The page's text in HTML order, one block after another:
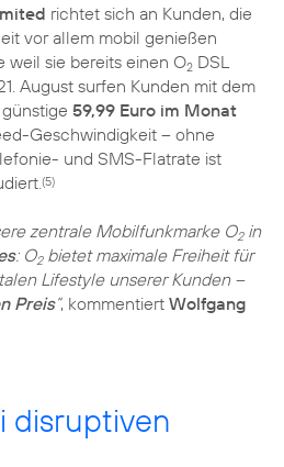
richtet sich an Kunden, die
vor allem mobil genießen
weil sie bereits einen O2 DSL
August surfen Kunden mit dem
59,99 Euro im Monat
Geschwindigkeit – ohne
und SMS-Flatrate ist
(5)
zentrale Mobilfunkmarke O2in
: O2bietet maximale Freiheit für
Lifestyle unserer Kunden –
Preis“, kommentiert Wolfgang
disruptiven